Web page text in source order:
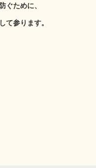
ぐために、
参ります。